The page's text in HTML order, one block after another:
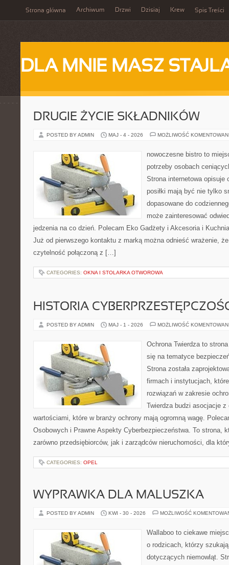
Strona główna Archiwum Drzwi Dzisiaj Krew Spis Treści
DLA MNIE MASZ
DRUGIE ŻYCIE SKŁADNIKÓW
POSTED BY ADMIN MAJ - 4 - 2026 MOŻLIWOŚĆ
nowoczesne bistro to
potrzeby osobach
Strona internetowa opisuje
posiłki mają być nie tylko
dopasowane do
może zainteresować
jedzenia na co dzień. Polecam Eko Gadżety i Akcesoria i
Już od pierwszego kontaktu z marką można odnieść wrażenie,
czytelność połączoną z […]
CATEGORIES: OKNA I STOLARKA OTWOROWA
HISTORIA
POSTED BY ADMIN MAJ - 1 - 2026 MOŻLIWOŚĆ
Ochrona Twierdza to
się na tematyce
Strona została
firmach i instytucjach,
rozwiązań w zakresie
Twierdza budzi asocjacje
wartościami, które w branży ochrony mają ogromną wagę.
Osobowych i Prawne Aspekty Cyberbezpieczeństwa. To strona,
zarówno przedsiębiorców, jak i zarządców nieruchomości, dla
CATEGORIES: OPEL
WYPRAWKA DLA MALUSZKA
POSTED BY ADMIN KWI - 30 - 2026 MOŻLIWOŚĆ
Wallaboo to ciekawe
o rodzicach, którzy
dotyczących niemowląt.